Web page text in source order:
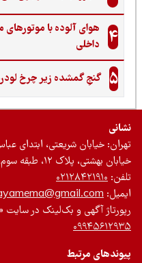
هوای آلوده با موتورهای
داخلی
گنجِ گمشده زیر چرخ لودرها
خیابان شریعتی، ابتدای عباس‌آباد،
بهشتی، پلاک ۱۲، طبقه سوم، واحد ۵
۰۲۱۲۸۴۲۱۹۱۰
آگهی و بک‌لینک در سایت «پیام
مرتبط